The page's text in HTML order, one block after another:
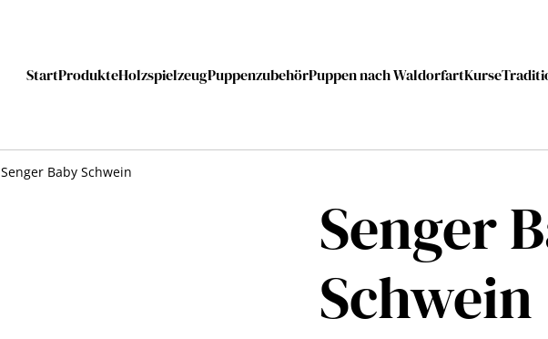
StartProdukteHolzspielzeugPuppenzubehörPuppen nach WaldorfartKurse
Senger Baby Schwein
Senger
Schwein